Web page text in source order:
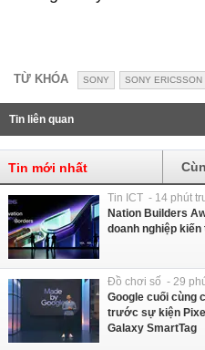
TỪ KHÓA SONY SONY ERICSSON
Tin liên quan
Tin mới nhất
Tin ICT - 14 phút
Nation Builders
doanh nghiệp kiến
Đồ chơi số - 29
Google cuối cùng
trước sự kiện
Galaxy SmartTag